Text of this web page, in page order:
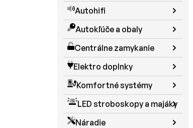
Autohifi
Autokľúče a obaly
Centrálne zamykanie
Elektro doplnky
Komfortné systémy
LED stroboskopy a majáky
Náradie